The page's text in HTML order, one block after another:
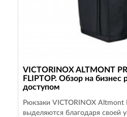
VICTORINOX ALTMONT
FLIPTOP. Обзор на
доступом
Рюкзаки VICTORINOX Altmont
выделяются благодаря своей